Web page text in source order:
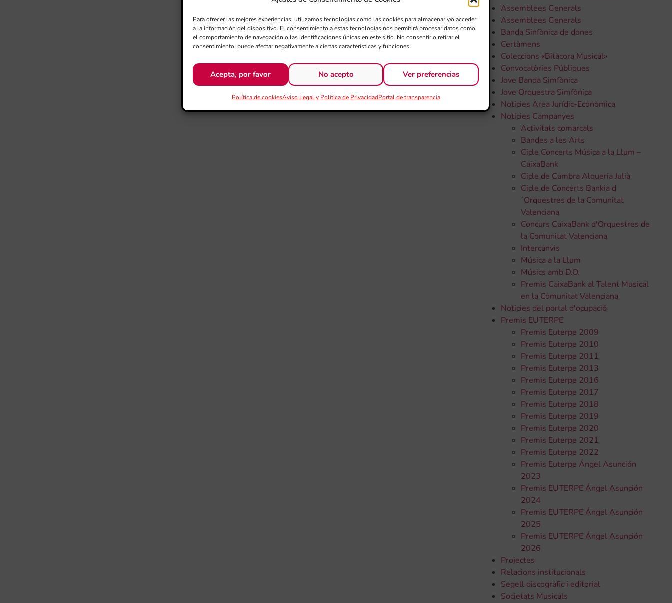
Para ofrecer las mejores experiencias, utilizamos tecnologías como las cookies para almacenar y/o acceder
a la información del dispositivo. El consentimiento a estas tecnologías nos permitirá procesar datos como
el comportamiento de navegación o las identificaciones únicas en este sitio. No consentir o retirar el
consentimiento, puede afectar negativamente a ciertas características y funciones.
Acepta, por favor No acepto Ver preferencias
Política de cookiesAviso Legal y Política de PrivacidadPortal de transparencia
Assemblees Generals
Assemblees Generals
Banda Sinfònica de dones
Certàmens
Coleccions «Bitàcora Musical»
Convocatòries Públiques
Jove Banda Simfònica
Jove Orquestra Simfònica
Noticies Àrea Jurídic-Econòmica
Notícies Campanyes
Activitats comarcals
Bandes a les Arts
Cicle Concerts Música a la Llum –
CaixaBank
Cicle de Cambra Alqueria Julià
Cicle de Concerts Bankia d
´Orquestres de la Comunitat
Valenciana
Concurs CaixaBank d'Orquestres de
la Comunitat Valenciana
Intercanvis
Música a la Llum
Músics amb D.O.
Premis CaixaBank al Talent Musical
en la Comunitat Valenciana
Noticies del portal d'ocupació
Premis EUTERPE
Premis Euterpe 2009
Premis Euterpe 2010
Premis Euterpe 2011
Premis Euterpe 2013
Premis Euterpe 2016
Premis Euterpe 2017
Premis Euterpe 2018
Premis Euterpe 2019
Premis Euterpe 2020
Premis Euterpe 2021
Premis Euterpe 2022
Premis Euterpe Ángel Asunción
2023
Premis EUTERPE Ángel Asunción
2024
Premis EUTERPE Ángel Asunción
2025
Premis EUTERPE Ángel Asunción
2026
Projectes
Relacions institucionals
Segell discogràfic i editorial
Societats Musicals